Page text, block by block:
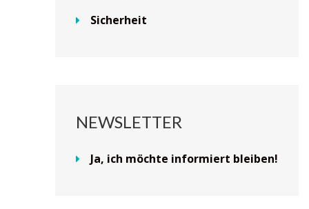
Sicherheit
NEWSLETTER
Ja, ich möchte informiert bleiben!